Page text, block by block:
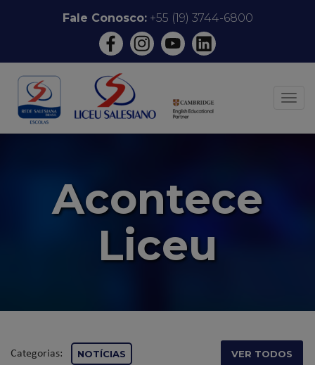
conteúdo
Fale Conosco:+55 (19) 3744-6800
Acontece
Liceu
Categorias: NOTÍCIAS VER TODOS